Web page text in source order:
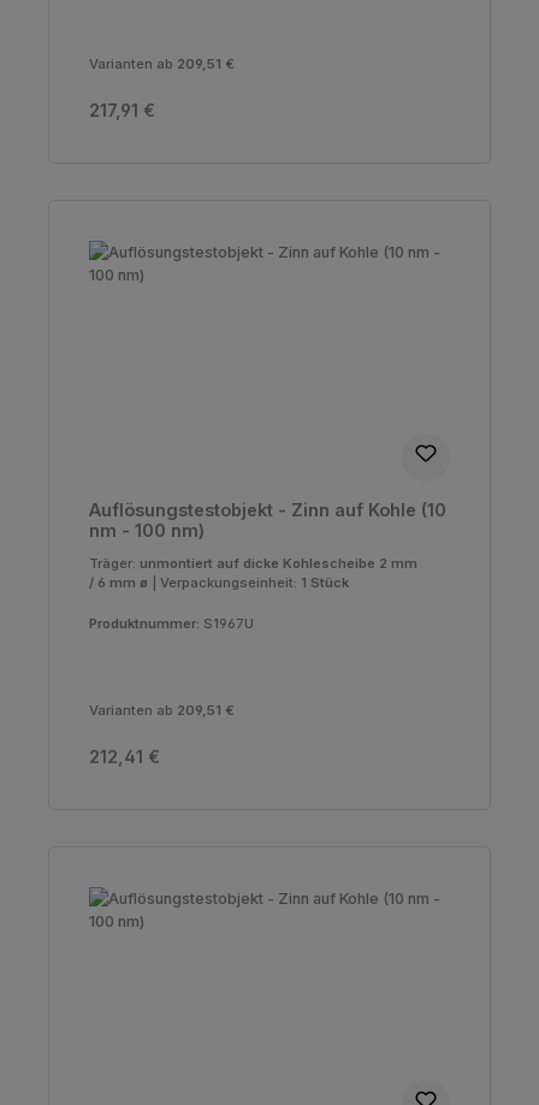
Varianten ab 209,51 €
Regulärer Preis:
217,91 €
Auflösungstestobjekt - Zinn auf Kohle (10
nm - 100 nm)
Träger: unmontiert auf dicke Kohlescheibe 2 mm
/ 6 mm ø
Verpackungseinheit: 1 Stück
Produktnummer: S1967U
Varianten ab 209,51 €
Regulärer Preis:
212,41 €